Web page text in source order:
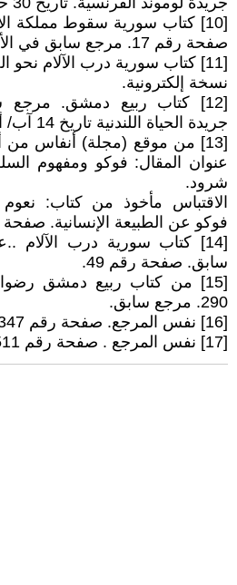
[10] كتاب سورية سقوط مملكة
صفحة رقم 17. مرجع سابق في الأجزاء السابقة.
نسخة إلكترونية.
جريدة الحياة اللندنية تاريخ 14 آب/ أغسطس 2000.
[13] من موقع (مجلة) أنفاس من
عنوان المقال: فوكو ومفهوم
شرود.
الاقتباس مأخوذ من كتاب:
فوكو عن الطبيعة الإنسانية. صفحة
[14] كتاب سورية درب
سابق. صفحة رقم 49.
[15] من كتاب ربيع دمشق
290. مرجع سابق.
[16] نفس المرجع. صفحة رقم 347.
[17] نفس المرجع . صفحة رقم 511.